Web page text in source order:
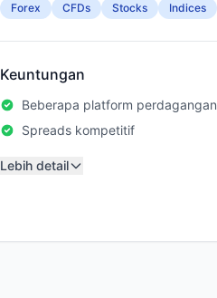
Forex CFDs Stocks Indices
Keuntungan
Beberapa platform perdagangan
Spreads kompetitif
Lebih detail